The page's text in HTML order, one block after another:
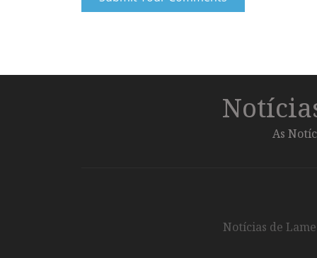
As
Notícias de